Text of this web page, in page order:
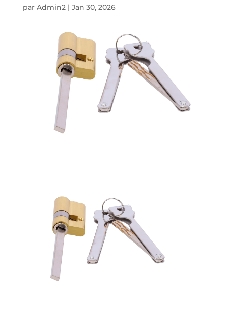
par Admin2| Jan 30, 2026